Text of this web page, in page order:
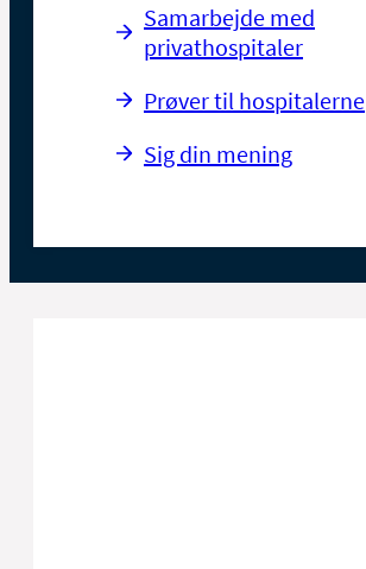
Samarbejde med
privathospitaler
Prøver til hospitalerne
Sig din mening